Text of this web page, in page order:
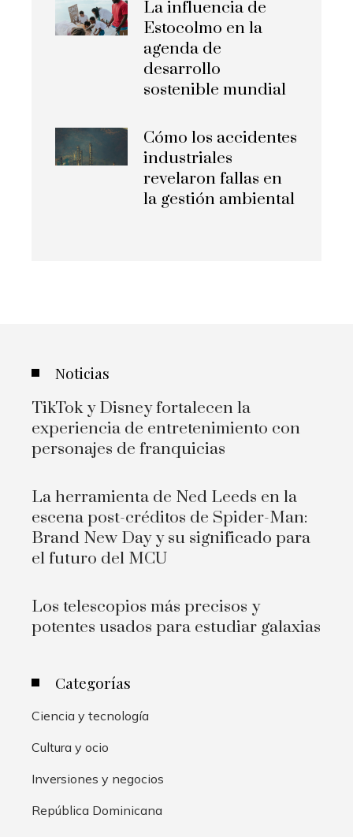
La influencia de
Estocolmo en la
agenda de
desarrollo
sostenible mundial
Cómo los accidentes
industriales
revelaron fallas en
la gestión ambiental
Noticias
TikTok y Disney fortalecen la
experiencia de entretenimiento con
personajes de franquicias
La herramienta de Ned Leeds en la
escena post-créditos de Spider-Man:
Brand New Day y su significado para
el futuro del MCU
Los telescopios más precisos y
potentes usados para estudiar galaxias
Categorías
Ciencia y tecnología
Cultura y ocio
Inversiones y negocios
República Dominicana